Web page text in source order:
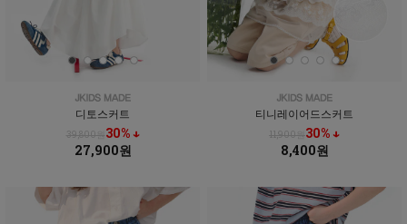
디토스커트
39,800원30% ↓
27,900원
티니레이어드스커트
11,900원30% ↓
8,400원